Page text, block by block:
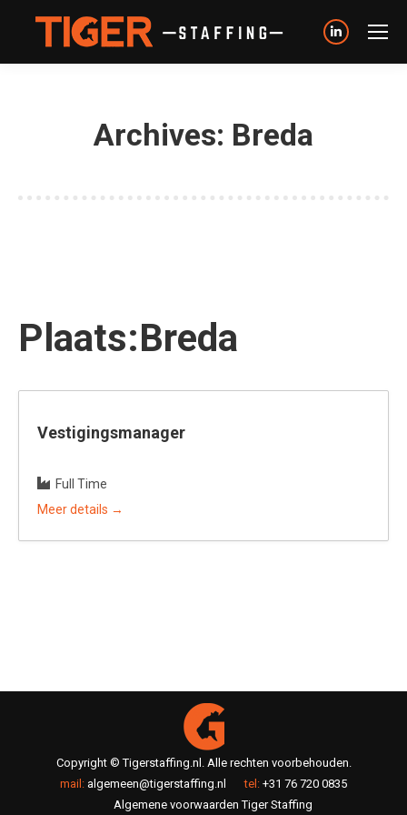
Linkedin
page
Archives: Breda
Plaats:Breda
Vestigingsmanager
Full Time
Meer details
Copyright © Tigerstaffing.nl. Alle rechten voorbehouden.
mail: algemeen@tigerstaffing.nl tel: +31 76 720 0835
Algemene voorwaarden Tiger Staffing